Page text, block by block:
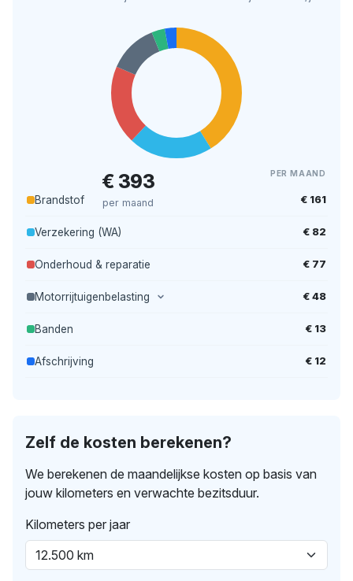
€ 393
per maand
PER MAAND
Brandstof € 161
Verzekering (WA) € 82
Onderhoud & reparatie € 77
Motorrijtuigenbelasting € 48
Banden € 13
Afschrijving € 12
Zelf de kosten berekenen?
We berekenen de maandelijkse kosten op basis van
jouw kilometers en verwachte bezitsduur.
Kilometers per jaar